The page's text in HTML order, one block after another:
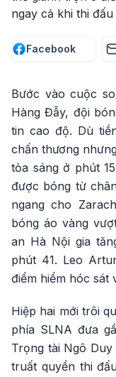
ngay cả khi thi
Facebook
Bước vào cuộc
Hàng Đẫy, đội
tin cao độ. Dù
chấn thương
tỏa sáng ở phút
được bóng từ
ngang cho
bóng áo vàng
an Hà Nội gia
phút 41. Leo
điểm hiểm hóc sát
Hiệp hai mới trôi
phía SLNA đưa
Trọng tài Ngô
truất quyền thi